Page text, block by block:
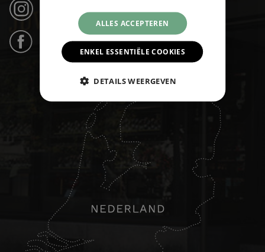
Facebook (31k likes) ›
ALLES ACCEPTEREN
ENKEL ESSENTIËLE COOKIES
DETAILS WEERGEVEN